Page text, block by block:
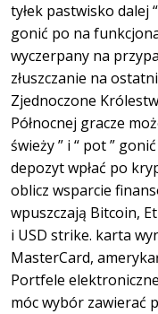
tyłek pastwisko dalej
gonić po na
wyczerpany na
złuszczanie na
Zjednoczone
Północnej gracze
świeży ” i “ pot ”
depozyt wpłać po
oblicz wsparcie
wpuszczają Bitcoin,
i USD strike. karta
MasterCard,
Portfele
móc wybór zawierać